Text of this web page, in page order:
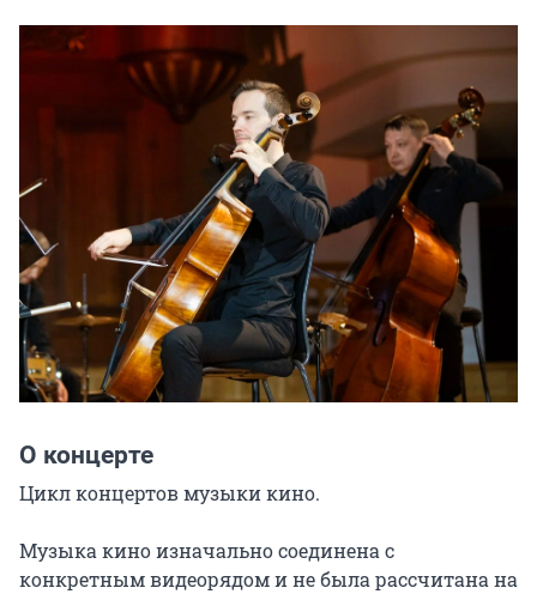
О концерте
Цикл концертов музыки кино.
Музыка кино изначально соединена с
конкретным видеорядом и не была рассчитана на